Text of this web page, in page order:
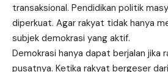
transaksional. Pendidikan politik
diperkuat. Agar rakyat tidak hanya
subjek demokrasi yang aktif.
Demokrasi hanya dapat berjalan jika
pusatnya. Ketika rakyat bergeser